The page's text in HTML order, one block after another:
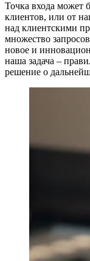
Точка входа может
клиентов, или от
над клиентскими
множество
новое и
наша задача –
решение о